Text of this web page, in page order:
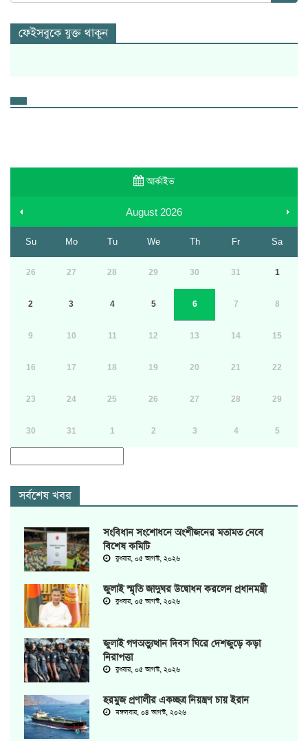
ফেইসবুকে যুক্ত থাকুন
আর্কাইভ
August 2026
Su Mo Tu We Th Fr Sa
26 27 28 29 30 31 1
2 3 4 5 6 7 8
9 10 11 12 13 14 15
16 17 18 19 20 21 22
23 24 25 26 27 28 29
30 31 1 2 3 4 5
সর্বশেষ খবর
সংবিধান সংশোধনে অংশীজনের মতামত নেবে
বিশেষ কমিটি
বুধবার, ০৫ আগস্ট, ২০২৬
জুলাই স্মৃতি জাদুঘর উদ্বোধন করলেন প্রধানমন্ত্রী
বুধবার, ০৫ আগস্ট, ২০২৬
জুলাই গণঅভ্যুত্থান দিবস ঘিরে দেশজুড়ে কড়া
নিরাপত্তা
বুধবার, ০৫ আগস্ট, ২০২৬
হরমুজ প্রণালীর একচ্ছত্র নিয়ন্ত্রণ চায় ইরান
মঙ্গলবার, ০৪ আগস্ট, ২০২৬